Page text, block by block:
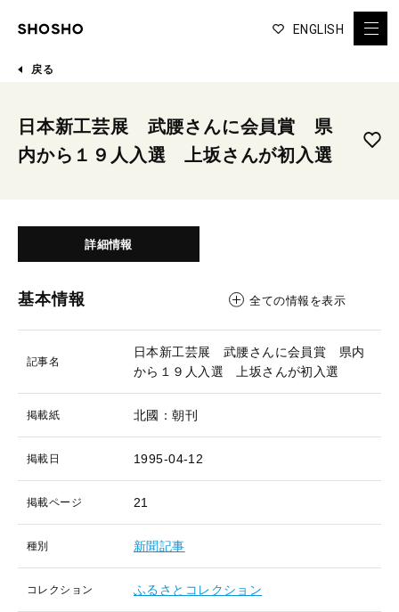
ENGLISH
戻る
日本新工芸展 武腰さんに会員賞 県
内から１９人入選 上坂さんが初入選
詳細情報
基本情報 全ての情報を表示
記事名
日本新工芸展 武腰さんに会員賞 県内
から１９人入選 上坂さんが初入選
掲載紙 北國：朝刊
掲載日 1995-04-12
掲載ページ 21
種別 新聞記事
コレクション ふるさとコレクション